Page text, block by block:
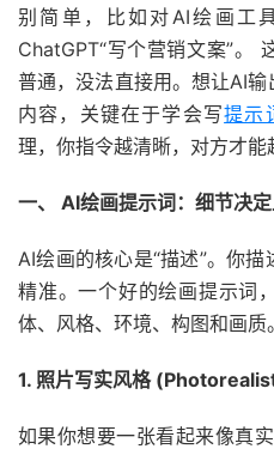
别简单，比如对AI绘画工
ChatGPT“写个营销文案”。
普通，没法直接用。想让AI
内容，关键在于学会写提示
理，你指令越清晰，对方才能
一、 AI绘画提示词：细节决
AI绘画的核心是“描述”。你
精准。一个好的绘画提示词
体、风格、环境、构图和画质。
1. 照片写实风格
如果你想要一张看起来像真